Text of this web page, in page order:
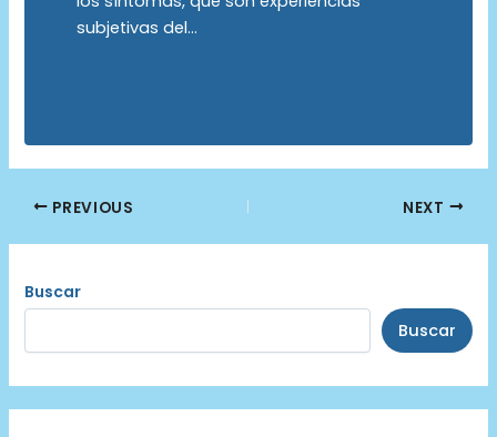
subjetivas del…
Post PREVIOUS NEXT
Buscar
Buscar